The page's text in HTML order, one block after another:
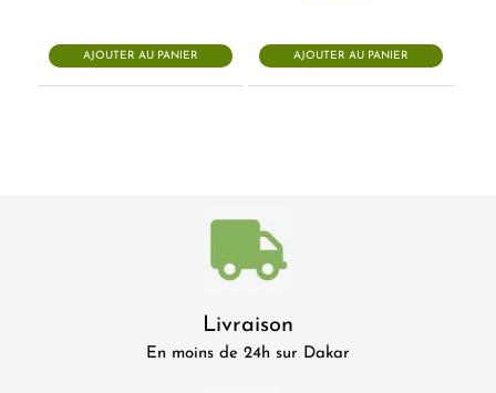
7.500 CFA.6.000 CFA.
AJOUTER AU PANIER AJOUTER AU PANIER
Livraison
En moins de 24h sur Dakar